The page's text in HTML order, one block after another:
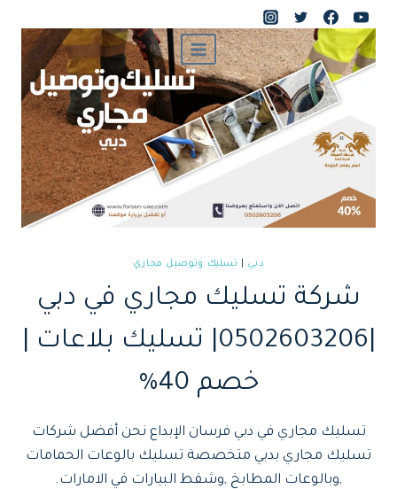
التجاوز
المحتوى
دبي تسليك وتوصيل مجاري
شركة تسليك مجاري في دبي
|0502603206| تسليك بلاعات |
خصم 40%
تسليك مجاري في دبي فرسان الإبداع نحن أفضل شركات
تسليك مجاري بدبي متخصصة تسليك بالوعات الحمامات
,وبالوعات المطابخ ,وشفط البيارات في الامارات.